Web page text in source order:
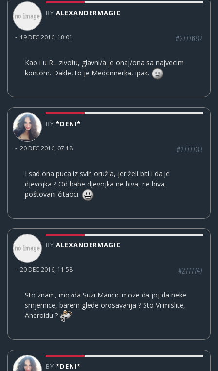
BY ALEXANDERMAGIC
- 19 DEC 2016, 18:01 #2777682
Kao i u RL zivotu, glavni/a je onaj/ona sa najvecim
kontom. Dakle, to je Medonnerka, ipak.
BY *DENI*
- 20 DEC 2016, 07:18 #2777738
I sad ona puca iz svih oružja, jer želi biti i dalje
djevojka ? Od babe djevojka ne biva, ne biva,
poštovani čitaoci.
BY ALEXANDERMAGIC
- 20 DEC 2016, 11:58 #2777747
Sto znam, mozda Suzi Mancic moze da joj da neke
smjernice, barem glede orosavanja ? Sto Vi mislite,
Androidu ?
BY *DENI*